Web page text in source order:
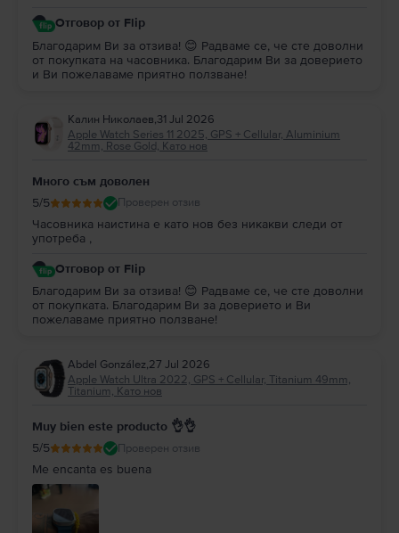
Отговор от Flip
Благодарим Ви за отзива! 😊 Радваме се, че сте доволни
от покупката на часовника. Благодарим Ви за доверието
и Ви пожелаваме приятно ползване!
Калин Николаев,31 Jul 2026
Apple Watch Series 11 2025, GPS + Cellular, Aluminium
42mm, Rose Gold, Като нов
Много съм доволен
5/5 Проверен отзив
Часовника наистина е като нов без никакви следи от
употреба ,
Отговор от Flip
Благодарим Ви за отзива! 😊 Радваме се, че сте доволни
от покупката. Благодарим Ви за доверието и Ви
пожелаваме приятно ползване!
Abdel González,27 Jul 2026
Apple Watch Ultra 2022, GPS + Cellular, Titanium 49mm,
Titanium, Като нов
Muy bien este producto 👌👌
5/5 Проверен отзив
Me encanta es buena